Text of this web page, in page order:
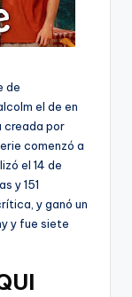
de
el de en
creada por
comenzó a
el 14 de
y 151
y ganó un
y fue siete